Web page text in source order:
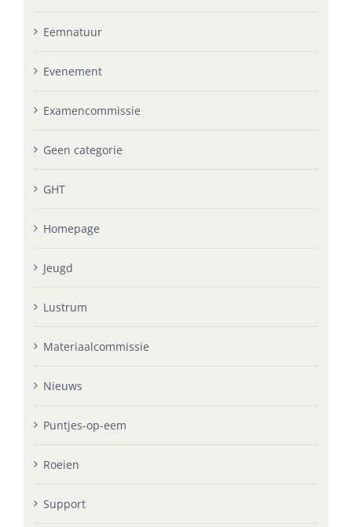
Eemnatuur
Evenement
Examencommissie
Geen categorie
GHT
Homepage
Jeugd
Lustrum
Materiaalcommissie
Nieuws
Puntjes-op-eem
Roeien
Support